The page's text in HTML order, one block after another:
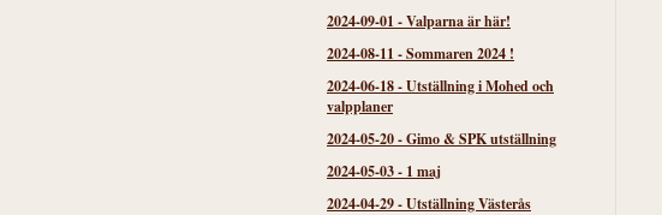
2024-09-01 -Valparna är här!
2024-08-11 -Sommaren 2024 !
2024-06-18-Utställning i Mohed och
valpplaner
2024-05-20-Gimo & SPK utställning
2024-05-03- 1 maj
2024-04-29-Utställning Västerås